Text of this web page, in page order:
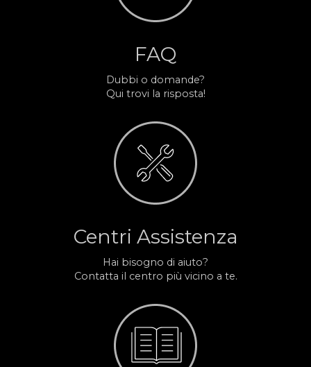
FAQ
Dubbi o domande?
Qui trovi la risposta!
Centri Assistenza
Hai bisogno di aiuto?
Contatta il centro più vicino a te.